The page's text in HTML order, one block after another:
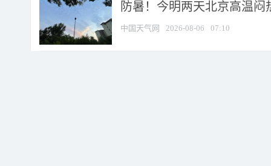
防暑！今明两天北京高温
中国天气网 2026-08-06 07:10